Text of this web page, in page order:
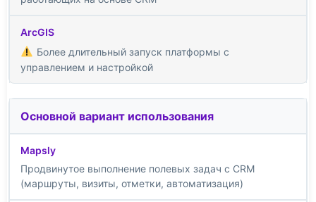
Более длительный запуск платформы с
управлением и настройкой
Основной вариант использования
Продвинутое выполнение полевых задач с CRM
(маршруты, визиты, отметки, автоматизация)